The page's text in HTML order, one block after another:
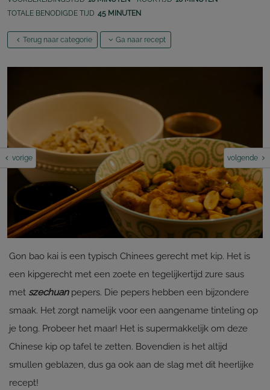
TOTALE BENODIGDE TIJD 45 MINUTEN
Terug naar categorie Ga naar recept
vorige volgende
Gon bao kai is een typisch Chinees gerecht met kip. Het is
een kipgerecht met een zoete en tegelijkertijd zure saus
met szechuanpepers. Die pepers hebben een bijzondere
smaak. Het zorgt namelijk voor een aangename tinteling op
je tong. Probeer het maar! Het is supermakkelijk om deze
Chinese kip op tafel te zetten. Bovendien is het altijd
smullen geblazen, dus ga ook aan de slag met dit heerlijke
recept!